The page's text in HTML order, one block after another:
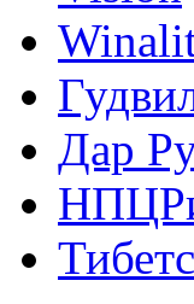
Дар